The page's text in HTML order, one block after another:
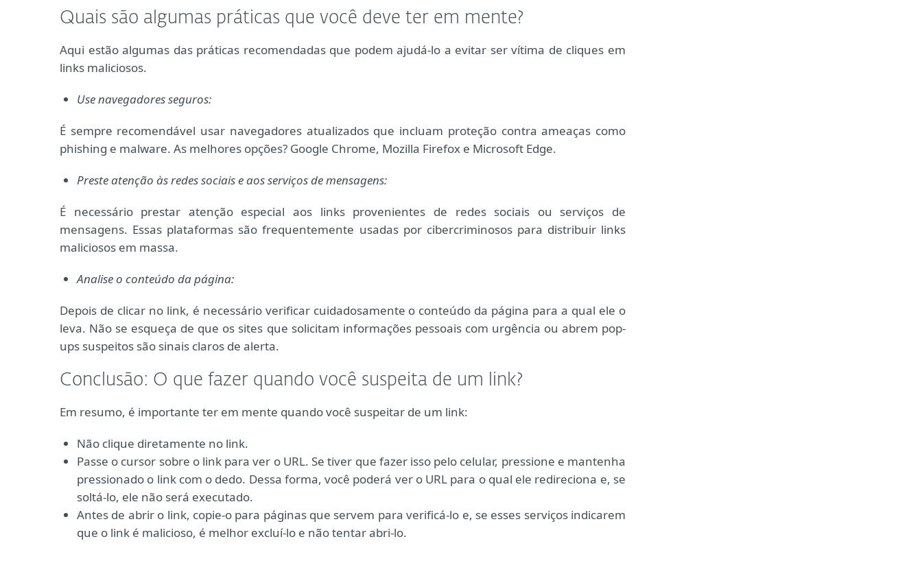
Quais são algumas práticas que você deve ter em mente?
Aqui estão algumas das práticas recomendadas que podem ajudá-lo a evitar ser vítima de cliques em
links maliciosos.
Use navegadores seguros:
É sempre recomendável usar navegadores atualizados que incluam proteção contra ameaças como
phishing e malware. As melhores opções? Google Chrome, Mozilla Firefox e Microsoft Edge.
Preste atenção às redes sociais e aos serviços de mensagens:
É necessário prestar atenção especial aos links provenientes de redes sociais ou serviços de
mensagens. Essas plataformas são frequentemente usadas por cibercriminosos para distribuir links
maliciosos em massa.
Analise o conteúdo da página:
Depois de clicar no link, é necessário verificar cuidadosamente o conteúdo da página para a qual ele o
leva. Não se esqueça de que os sites que solicitam informações pessoais com urgência ou abrem pop-
ups suspeitos são sinais claros de alerta.
Conclusão: O que fazer quando você suspeita de um link?
Em resumo, é importante ter em mente quando você suspeitar de um link:
Não clique diretamente no link.
Passe o cursor sobre o link para ver o URL. Se tiver que fazer isso pelo celular, pressione e mantenha
pressionado o link com o dedo. Dessa forma, você poderá ver o URL para o qual ele redireciona e, se
soltá-lo, ele não será executado.
Antes de abrir o link, copie-o para páginas que servem para verificá-lo e, se esses serviços indicarem
que o link é malicioso, é melhor excluí-lo e não tentar abri-lo.